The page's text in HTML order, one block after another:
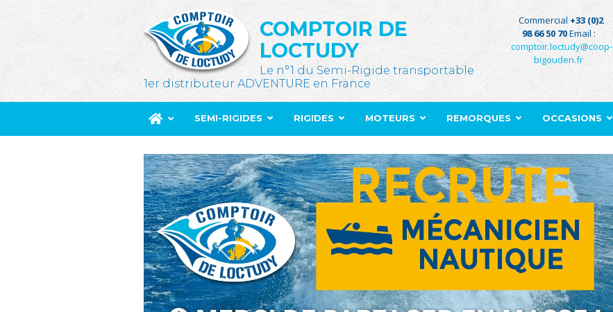
COMPTOIR DE
LOCTUDY
Le n°1 du Semi-Rigide transportable
1er distributeur ADVENTURE en France
Commercial +33 (0)2
98 66 50 70Email :
comptoir.loctudy@coop-
bigouden.fr
SEMI-RIGIDES RIGIDES MOTEURS REMORQUES OCCASIONS